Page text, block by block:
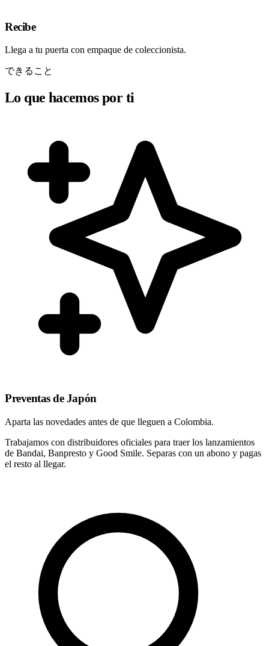
Recibe
Llega a tu puerta con empaque de coleccionista.
できること
Lo que hacemos por ti
Preventas de Japón
Aparta las novedades antes de que lleguen a Colombia.
Trabajamos con distribuidores oficiales para traer los lanzamientos
de Bandai, Banpresto y Good Smile. Separas con un abono y pagas
el resto al llegar.